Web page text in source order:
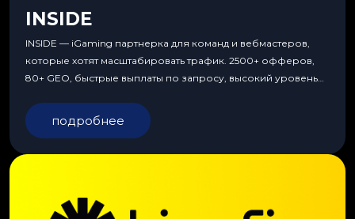
INSIDE
INSIDE — iGaming партнерка для команд и вебмастеров,
которые хотят масштабировать трафик. 2500+ офферов,
80+ GEO, быстрые выплаты по запросу, высокий уровень
подробнее